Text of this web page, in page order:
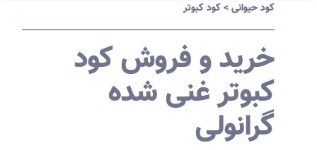
کود حیوانی>کود کبوتر
خرید و فروش کود
کبوتر غنی شده
گرانولی